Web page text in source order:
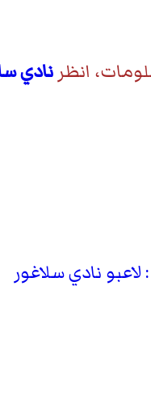
انظرنادي
لاعبو نادي سلاغور